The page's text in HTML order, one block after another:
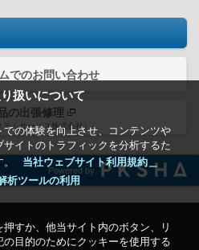
扱いについて
の体験を向上させ、コンテンツや
イトのトラフィックを分析するた
当社ウェブサイト利用規約＿
析ツールの利用
すか、他当サイト内のボタン、リ
目的のためにクッキーを使用する
でのお問い合わせ
の出張修理
テムサービス株式会社）
Powered by